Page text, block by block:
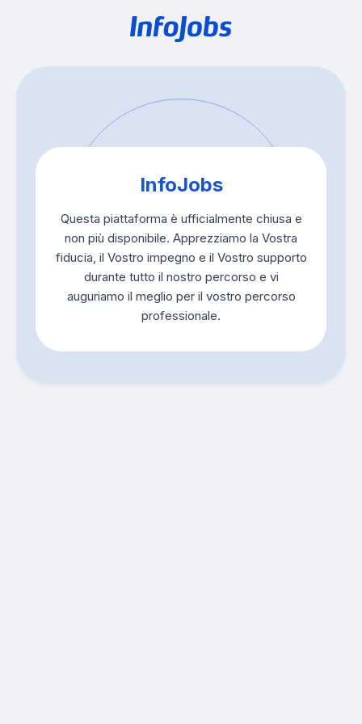
InfoJobs
Questa piattaforma è ufficialmente chiusa e
non più disponibile. Apprezziamo la Vostra
fiducia, il Vostro impegno e il Vostro supporto
durante tutto il nostro percorso e vi
auguriamo il meglio per il vostro percorso
professionale.